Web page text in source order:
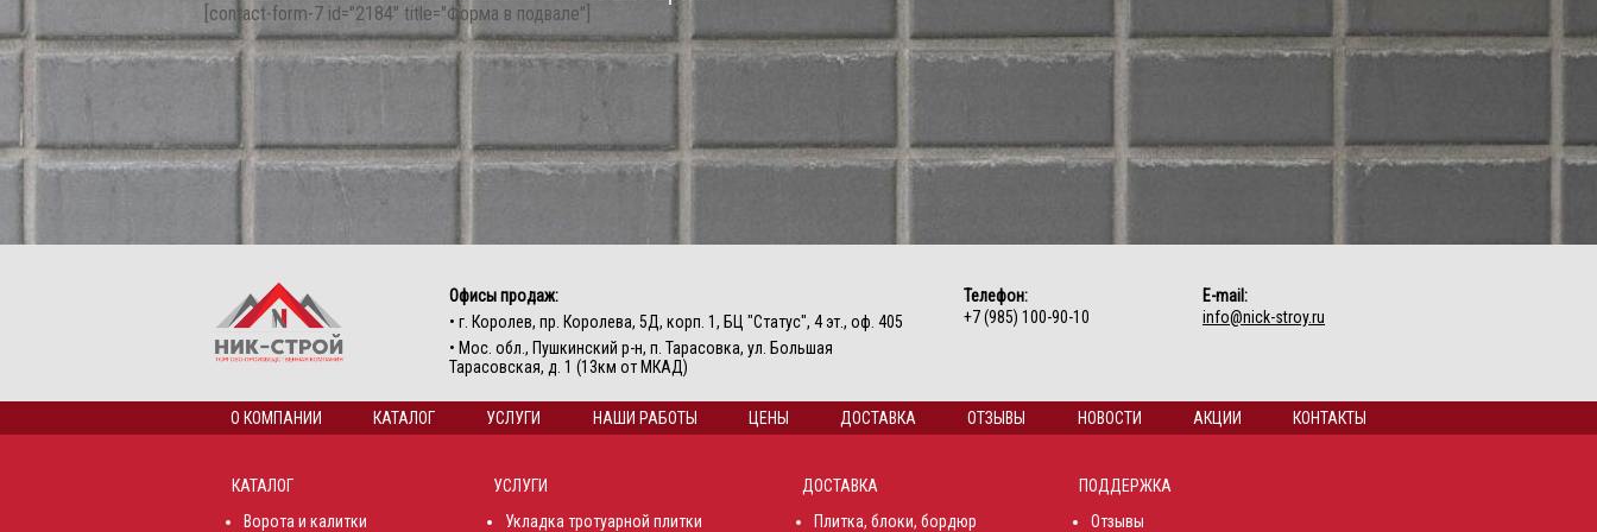
[contact-form-7 id="2184" title="Форма в подвале"]
Офисы продаж:
• г. Королев, пр. Королева, 5Д, корп. 1, БЦ "Статус", 4 эт., оф. 405
• Мос. обл., Пушкинский р-н, п. Тарасовка, ул. Большая
Тарасовская, д. 1 (13км от МКАД)
Телефон:
+7 (985) 100-90-10
E-mail:
info@nick-stroy.ru
О КОМПАНИИ КАТАЛОГ УСЛУГИ НАШИ РАБОТЫ ЦЕНЫ ДОСТАВКА ОТЗЫВЫ НОВОСТИ АКЦИИ КОНТАКТЫ
КАТАЛОГ
Ворота и калитки
УСЛУГИ
Укладка тротуарной плитки
ДОСТАВКА
Плитка, блоки, бордюр
ПОДДЕРЖКА
Отзывы